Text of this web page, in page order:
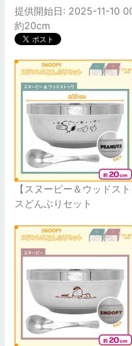
提供開始日: 2025-11-10
約20cm
【スヌーピー＆ウッドス
スどんぶりセット